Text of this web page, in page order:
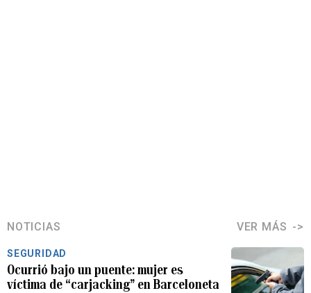
NOTICIAS VER MÁS
SEGURIDAD
Ocurrió bajo un puente: mujer es
víctima de “carjacking” en Barceloneta